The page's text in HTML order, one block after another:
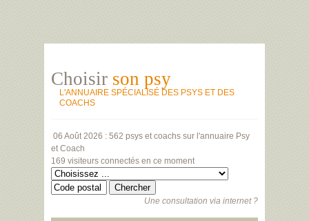
Choisir son psy
L'ANNUAIRE SPÉCIALISÉ DES PSYS ET DES
COACHS
06 Août 2026 : 562 psys et coachs sur l'annuaire Psy
et Coach
169 visiteurs connectés en ce moment
Une consultation via internet ?